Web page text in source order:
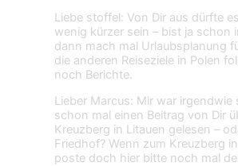
Liebe stoffel: Von Dir aus dürfte
wenig kürzer sein – bist ja schon
dann mach mal Urlaubsplanung
die anderen Reiseziele in Polen
noch Berichte.
Lieber Marcus: Mir war irgendwie
schon mal einen Beitrag von Dir
Kreuzberg in Litauen gelesen –
Friedhof? Wenn zum Kreuzberg
poste doch hier bitte noch mal